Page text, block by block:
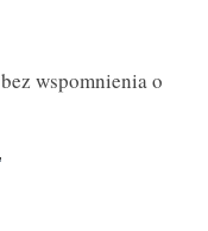
wspomnienia o